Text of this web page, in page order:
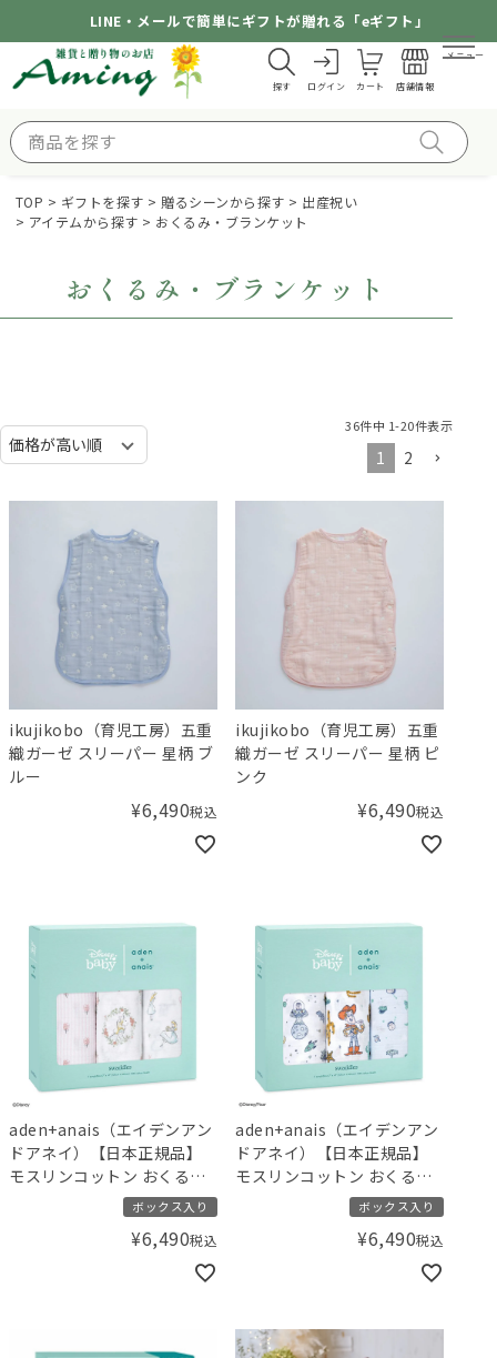
LINE・メールで簡単にギフトが贈れる「eギフト」
探す ログイン カート 店舗情報
メニュー
TOP ギフトを探す 贈るシーンから探す
出産祝い
アイテムから探す
おくるみ・ブランケット
おくるみ・ブランケット
36件中 1-20件表示
1 2
ikujikobo（育児工房）五重
織ガーゼ スリーパー 星柄 ブ
ルー
¥6,490税込
ikujikobo（育児工房）五重
織ガーゼ スリーパー 星柄 ピ
ンク
¥6,490税込
aden+anais（エイデンアン
ドアネイ）【日本正規品】
モスリンコットン おくるみ
3枚 スワドル ディズニー ア
リス イン ワンダーランド
alice in wonderland 3-
ボックス入り
¥6,490税込
aden+anais（エイデンアン
ドアネイ）【日本正規品】
モスリンコットン おくるみ
3枚 スワドル ディズニー ト
イストーリー toy story 3-
pack classic swaddles
ボックス入り
¥6,490税込